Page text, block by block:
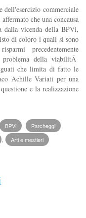
commerciale
che una concausa
dalla vicenda della BPVi,
di coloro i quali si sono
precedentemente
della viabilitÃ
che limita di fatto le
Achille Variati per una
e la realizzazione
BPVi Parcheggi
Arti e mestieri